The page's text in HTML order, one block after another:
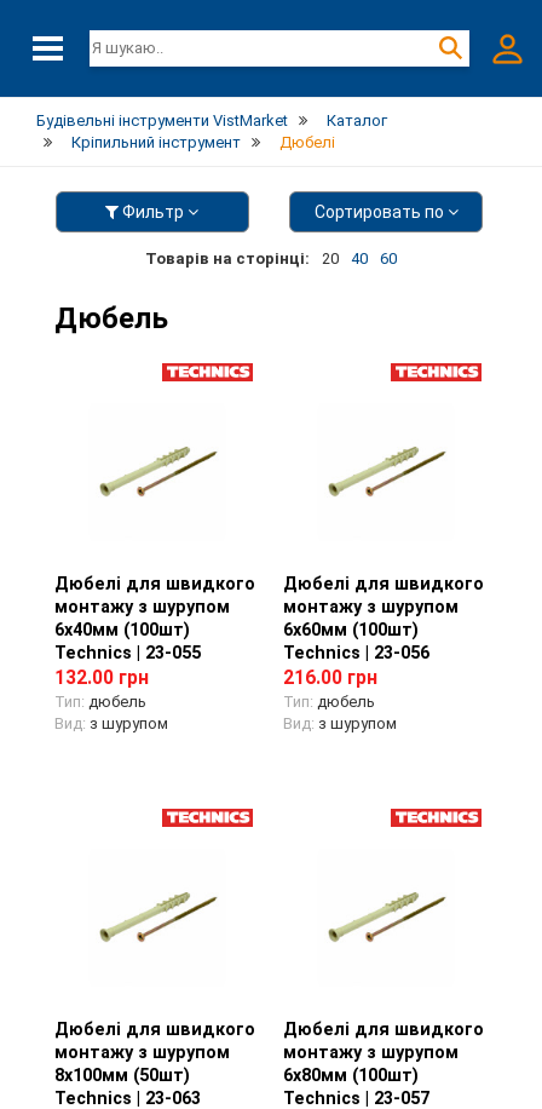
Будівельні інструменти VistMarket
Каталог
Кріпильний інструмент
Дюбелі
Фильтр Сортировать по
Товарів на сторінці: 20 40 60
Дюбель
Перегляд товару
Дюбелі для швидкого
монтажу з шурупом
6х40мм (100шт)
Technics | 23-055
132.00 грн
Тип: дюбель
Вид: з шурупом
Перегляд товару
Дюбелі для швидкого
монтажу з шурупом
6х60мм (100шт)
Technics | 23-056
216.00 грн
Тип: дюбель
Вид: з шурупом
Перегляд товару
Дюбелі для швидкого
монтажу з шурупом
8х100мм (50шт)
Technics | 23-063
Перегляд товару
Дюбелі для швидкого
монтажу з шурупом
6х80мм (100шт)
Technics | 23-057